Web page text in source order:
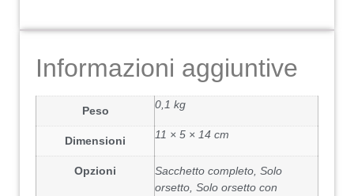
Informazioni aggiuntive
Peso 0,1 kg
Dimensioni 11 × 5 × 14 cm
Opzioni
Sacchetto completo, Solo
orsetto, Solo orsetto con